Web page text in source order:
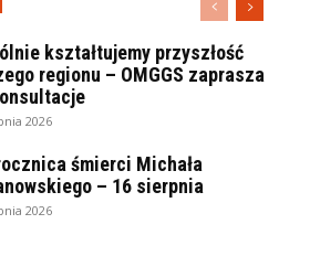
kształtujemy przyszłość
regionu – OMGGS zaprasza
2026
śmierci Michała
– 16 sierpnia
2026